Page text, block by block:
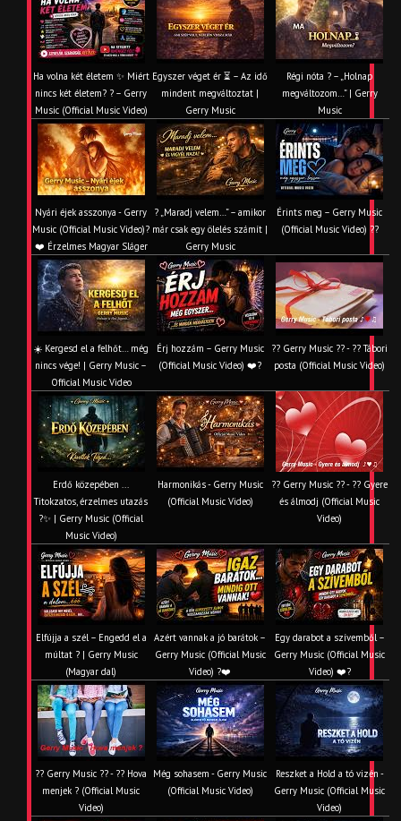
Ha volna két életem ✨ Miért
nincs két életem? ? – Gerry
Music (Official Music Video)
Egyszer véget ér ⏳ – Az idő
mindent megváltoztat |
Gerry Music
Régi nóta ? – „Holnap
megváltozom…” | Gerry
Music
Nyári éjek asszonya - Gerry
Music (Official Music Video)?
❤️ Érzelmes Magyar Sláger
? „Maradj velem…” – amikor
már csak egy ölelés számít |
Gerry Music
Érints meg – Gerry Music
(Official Music Video) ??
☀️ Kergesd el a felhőt… még
nincs vége! | Gerry Music –
Official Music Video
Érj hozzám – Gerry Music
(Official Music Video) ❤️?
?? Gerry Music ?? - ?? Tábori
posta (Official Music Video)
Erdő közepében ...
Titokzatos, érzelmes utazás
?✨ | Gerry Music (Official
Music Video)
Harmonikás - Gerry Music
(Official Music Video)
?? Gerry Music ?? - ?? Gyere
és álmodj (Official Music
Video)
Elfújja a szél – Engedd el a
múltat ? | Gerry Music
(Magyar dal)
Azért vannak a jó barátok –
Gerry Music (Official Music
Video) ?❤️
Egy darabot a szívemből –
Gerry Music (Official Music
Video) ❤️?
?? Gerry Music ?? - ?? Hova
menjek ? (Official Music
Video)
Még sohasem - Gerry Music
(Official Music Video)
Reszket a Hold a tó vizén -
Gerry Music (Official Music
Video)